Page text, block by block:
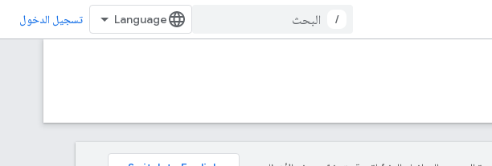
/ تسجيل الدخول